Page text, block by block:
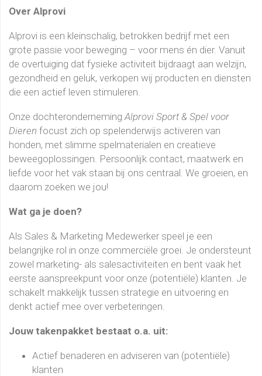
Over Alprovi
Alprovi is een kleinschalig, betrokken bedrijf met een
grote passie voor beweging – voor mens én dier. Vanuit
de overtuiging dat fysieke activiteit bijdraagt aan welzijn,
gezondheid en geluk, verkopen wij producten en diensten
die een actief leven stimuleren.
Onze dochteronderneming Alprovi Sport & Spel voor
Dieren focust zich op spelenderwijs activeren van
honden, met slimme spelmaterialen en creatieve
beweegoplossingen. Persoonlijk contact, maatwerk en
liefde voor het vak staan bij ons centraal. We groeien, en
daarom zoeken we jou!
Wat ga je doen?
Als Sales & Marketing Medewerker speel je een
belangrijke rol in onze commerciële groei. Je ondersteunt
zowel marketing- als salesactiviteiten en bent vaak het
eerste aanspreekpunt voor onze (potentiële) klanten. Je
schakelt makkelijk tussen strategie en uitvoering en
denkt actief mee over verbeteringen.
Jouw takenpakket bestaat o.a. uit:
Actief benaderen en adviseren van (potentiële)
klanten